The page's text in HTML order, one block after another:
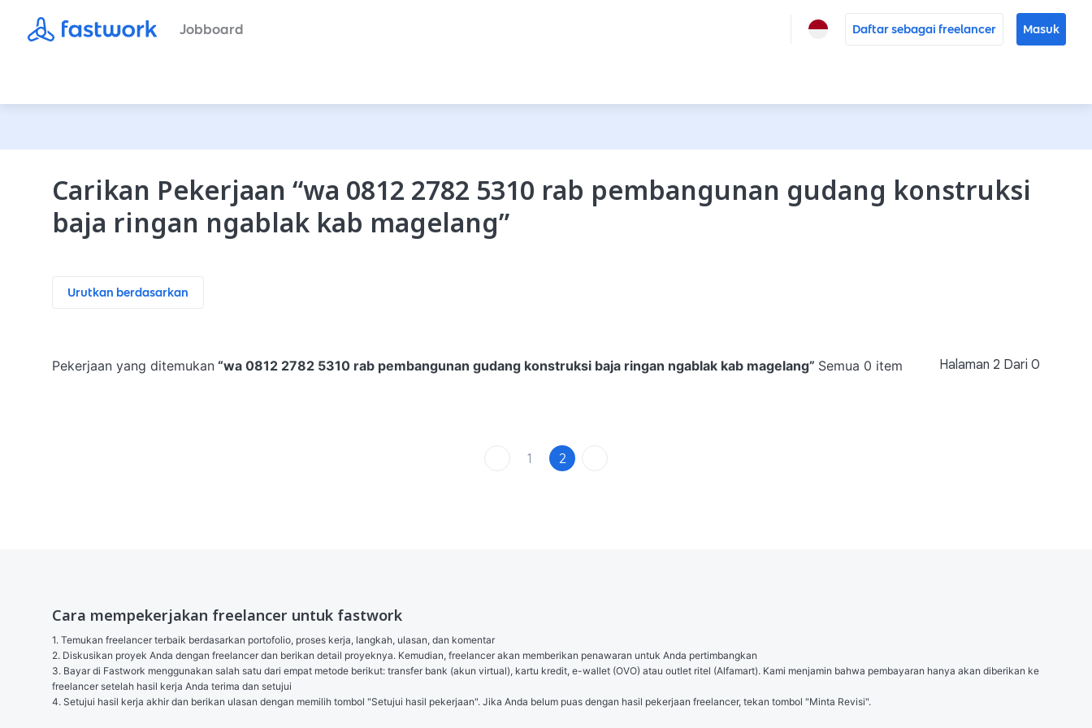
Jobboard Daftar sebagai freelancer Masuk
Carikan Pekerjaan “wa 0812 2782 5310 rab pembangunan gudang konstruksi
baja ringan ngablak kab magelang”
Urutkan berdasarkan
Pekerjaan yang ditemukan “wa 0812 2782 5310 rab pembangunan gudang konstruksi baja ringan ngablak kab magelang” Semua 0 item Halaman 2 Dari 0
1 2
Cara mempekerjakan freelancer untuk fastwork
1. Temukan freelancer terbaik berdasarkan portofolio, proses kerja, langkah, ulasan, dan komentar
2. Diskusikan proyek Anda dengan freelancer dan berikan detail proyeknya. Kemudian, freelancer akan memberikan penawaran untuk Anda pertimbangkan
3. Bayar di Fastwork menggunakan salah satu dari empat metode berikut: transfer bank (akun virtual), kartu kredit, e-wallet (OVO) atau outlet ritel (Alfamart). Kami menjamin bahwa pembayaran hanya akan diberikan ke
freelancer setelah hasil kerja Anda terima dan setujui
4. Setujui hasil kerja akhir dan berikan ulasan dengan memilih tombol "Setujui hasil pekerjaan". Jika Anda belum puas dengan hasil pekerjaan freelancer, tekan tombol "Minta Revisi".